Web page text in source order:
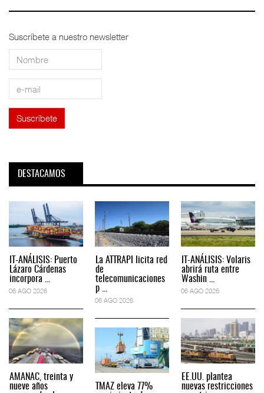
Suscríbete a nuestro newsletter
DESTACAMOS
IT-ANÁLISIS: Puerto
Lázaro Cárdenas
incorpora ...
06 AGO 2026
AMANAC, treinta y
nueve años
La ATTRAPI licita red
de
telecomunicaciones
p ...
06 AGO 2026
TMAZ eleva 77%
IT-ANÁLISIS: Volaris
abrirá ruta entre
Washin ...
06 AGO 2026
EE.UU. plantea
nuevas restricciones